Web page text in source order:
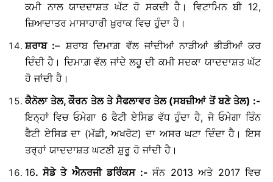
ਕਮੀ ਨਾਲ ਯਾਦਦਾਸ਼ਤ ਘੱਟ ਹੋ ਸਕਦੀ ਹੈ। ਵਿਟਾਮਿਨ ਬੀ 12,
ਜ਼ਿਆਦਾਤਰ ਮਾਸਾਹਾਰੀ ਖ਼ੁਰਾਕ ਵਿਚ ਹੁੰਦਾ ਹੈ।
ਸ਼ਰਾਬ:– ਸ਼ਰਾਬ ਦਿਮਾਗ਼ ਵੱਲ ਜਾਂਦੀਆਂ ਨਾੜੀਆਂ ਭੀੜੀਆਂ ਕਰ
ਦਿੰਦੀ ਹੈ। ਦਿਮਾਗ਼ ਵੱਲ ਜਾਂਦੇ ਲਹੂ ਦੀ ਕਮੀ ਸਦਕਾ ਯਾਦਦਾਸ਼ਤ ਘੱਟ
ਹੋ ਜਾਂਦੀ ਹੈ।
ਕੈਨੋਲਾ ਤੇਲ,ਕੌਰਨ ਤੇਲ ਤੇ ਸੈਫਲਾਵਰ ਤੇਲ(ਸਬਜ਼ੀਆਂ ਤੋਂ ਬਣੇ ਤੇਲ) :-
ਇਨ੍ਹਾਂ ਵਿਚ ਓਮੇਗਾ 6 ਫੈਟੀ ਏਸਿਡ ਵੱਧ ਹੁੰਦਾ ਹੈ, ਜੋ ਓਮੇਗਾ ਤਿੰਨ
ਫੈਟੀ ਏਸਿਡ ਦਾ (ਮੱਛੀ, ਅਖਰੋਟ) ਦਾ ਅਸਰ ਘਟਾ ਦਿੰਦਾ ਹੈ। ਇਸ
ਤਰ੍ਹਾਂ ਯਾਦਦਾਸ਼ਤ ਘਟਣੀ ਸ਼ੁਰੂ ਹੋ ਜਾਂਦੀ ਹੈ।
16.ਸੋਡੇ ਤੇ ਐਨਰਜੀ ਡਰਿੰਕਸ:- ਸੰਨ 2013 ਅਤੇ 2017 ਵਿਚ